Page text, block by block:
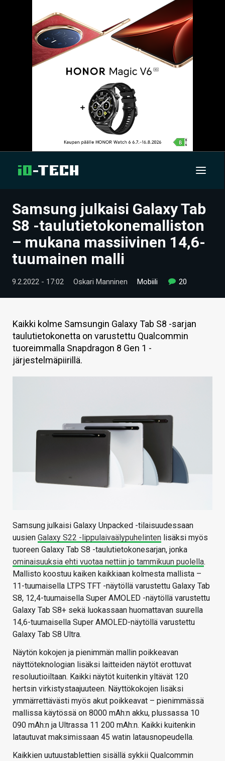
UUTISET
ARTIKKELIT
VIDEOT
TECHBBS
HINTA.FI
KAUPPA
VAIHDA TEEMA
Samsung julkaisi Galaxy Tab
S8 -taulutietokonemalliston
– mukana massiivinen 14,6-
tuumainen malli
9.2.2022 - 17:02 Oskari Manninen Mobiili 20
Kaikki kolme Samsungin Galaxy Tab S8 -sarjan
taulutietokonetta on varustettu Qualcommin
tuoreimmalla Snapdragon 8 Gen 1 -
järjestelmäpiirillä.
Samsung julkaisi Galaxy Unpacked -tilaisuudessaan
uusien Galaxy S22 -lippulaivaälypuhelinten lisäksi myös
tuoreen Galaxy Tab S8 -taulutietokonesarjan, jonka
ominaisuuksia ehti vuotaa nettiin jo tammikuun puolella.
Mallisto koostuu kaiken kaikkiaan kolmesta mallista –
11-tuumaisella LTPS TFT -näytöllä varustettu Galaxy Tab
S8, 12,4-tuumaisella Super AMOLED -näytöllä varustettu
Galaxy Tab S8+ sekä luokassaan huomattavan suurella
14,6-tuumaisella Super AMOLED-näytöllä varustettu
Galaxy Tab S8 Ultra.
Näytön kokojen ja pienimmän mallin poikkeavan
näyttöteknologian lisäksi laitteiden näytöt erottuvat
resoluutioiltaan. Kaikki näytöt kuitenkin yltävät 120
hertsin virkistystaajuuteen. Näyttökokojen lisäksi
ymmärrettävästi myös akut poikkeavat – pienimmässä
mallissa käytössä on 8000 mAh:n akku, plussassa 10
090 mAh:n ja Ultrassa 11 200 mAh:n. Kaikki kuitenkin
latautuvat maksimissaan 45 watin latausnopeudella.
Kaikkien uutuustablettien sisällä sykkii Qualcommin